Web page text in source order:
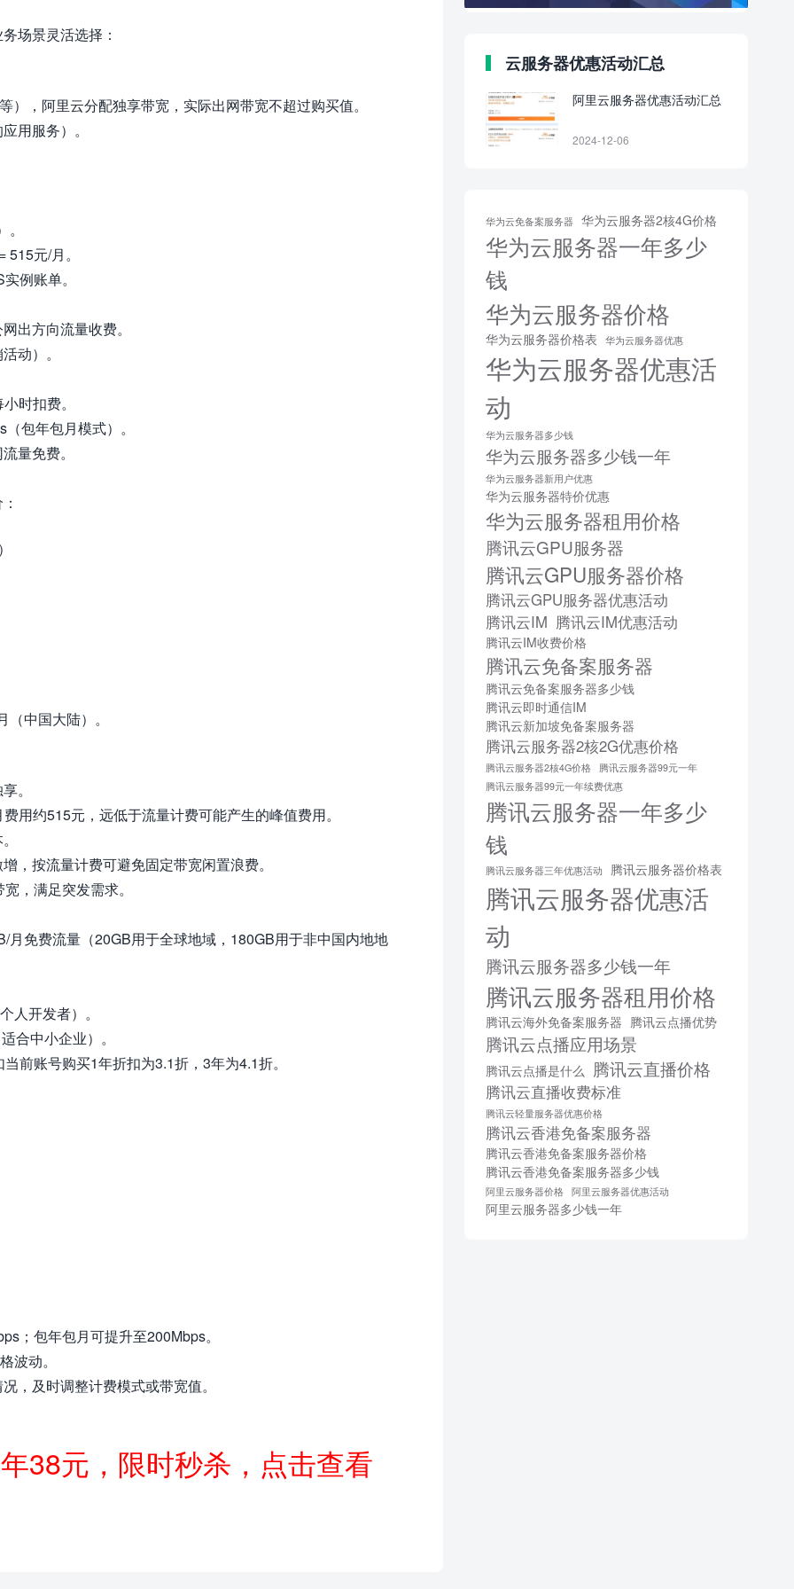
场景灵活选择：
，阿里云分配独享带宽，实际出网带宽不超过购买值。
用服务）。
元/月。
例账单。
出方向流量收费。
动）。
时扣费。
包年包月模式）。
量免费。
中国大陆）。
。
用约515元，远低于流量计费可能产生的峰值费用。
，按流量计费可避免固定带宽闲置浪费。
，满足突发需求。
免费流量（20GB用于全球地域，180GB用于非中国内地地
人开发者）。
合中小企业）。
前账号购买1年折扣为3.1折，3年为4.1折。
；包年包月可提升至200Mbps。
波动。
，及时调整计费模式或带宽值。
38元，限时秒杀，点击查看
云服务器优惠活动汇总
阿里云服务器优惠活动汇总
2024-12-06
华为云免备案服务器 华为云服务器2核4G价格
华为云服务器一年多少
钱
华为云服务器价格
华为云服务器价格表 华为云服务器优惠
华为云服务器优惠活
动
华为云服务器多少钱
华为云服务器多少钱一年
华为云服务器新用户优惠
华为云服务器特价优惠
华为云服务器租用价格
腾讯云GPU服务器
腾讯云GPU服务器价格
腾讯云GPU服务器优惠活动
腾讯云IM 腾讯云IM优惠活动
腾讯云IM收费价格
腾讯云免备案服务器
腾讯云免备案服务器多少钱
腾讯云即时通信IM
腾讯云新加坡免备案服务器
腾讯云服务器2核2G优惠价格
腾讯云服务器2核4G价格
腾讯云服务器99元一年
腾讯云服务器99元一年续费优惠
腾讯云服务器一年多少
钱
腾讯云服务器三年优惠活动 腾讯云服务器价格表
腾讯云服务器优惠活
动
腾讯云服务器多少钱一年
腾讯云服务器租用价格
腾讯云海外免备案服务器 腾讯云点播优势
腾讯云点播应用场景
腾讯云点播是什么 腾讯云直播价格
腾讯云直播收费标准
腾讯云轻量服务器优惠价格
腾讯云香港免备案服务器
腾讯云香港免备案服务器价格
腾讯云香港免备案服务器多少钱
阿里云服务器价格 阿里云服务器优惠活动
阿里云服务器多少钱一年